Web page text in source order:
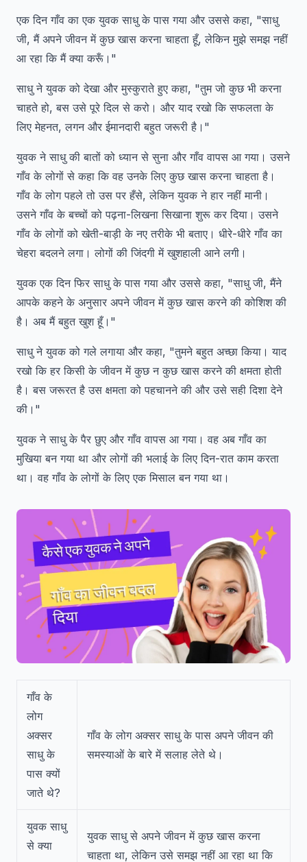
एक दिन गाँव का एक युवक साधु के पास गया और उससे कहा, "साधु
जी, मैं अपने जीवन में कुछ खास करना चाहता हूँ, लेकिन मुझे समझ नहीं
आ रहा कि मैं क्या करूँ।"
साधु ने युवक को देखा और मुस्कुराते हुए कहा, "तुम जो कुछ भी करना
चाहते हो, बस उसे पूरे दिल से करो। और याद रखो कि सफलता के
लिए मेहनत, लगन और ईमानदारी बहुत जरूरी है।"
युवक ने साधु की बातों को ध्यान से सुना और गाँव वापस आ गया। उसने
गाँव के लोगों से कहा कि वह उनके लिए कुछ खास करना चाहता है।
गाँव के लोग पहले तो उस पर हँसे, लेकिन युवक ने हार नहीं मानी।
उसने गाँव के बच्चों को पढ़ना-लिखना सिखाना शुरू कर दिया। उसने
गाँव के लोगों को खेती-बाड़ी के नए तरीके भी बताए। धीरे-धीरे गाँव का
चेहरा बदलने लगा। लोगों की जिंदगी में खुशहाली आने लगी।
युवक एक दिन फिर साधु के पास गया और उससे कहा, "साधु जी, मैंने
आपके कहने के अनुसार अपने जीवन में कुछ खास करने की कोशिश की
है। अब मैं बहुत खुश हूँ।"
साधु ने युवक को गले लगाया और कहा, "तुमने बहुत अच्छा किया। याद
रखो कि हर किसी के जीवन में कुछ न कुछ खास करने की क्षमता होती
है। बस जरूरत है उस क्षमता को पहचानने की और उसे सही दिशा देने
की।"
युवक ने साधु के पैर छुए और गाँव वापस आ गया। वह अब गाँव का
मुखिया बन गया था और लोगों की भलाई के लिए दिन-रात काम करता
था। वह गाँव के लोगों के लिए एक मिसाल बन गया था।
गाँव के
लोग
अक्सर
साधु के
पास क्यों
जाते थे?
गाँव के लोग अक्सर साधु के पास अपने जीवन की
समस्याओं के बारे में सलाह लेते थे।
युवक साधु
से क्या
युवक साधु से अपने जीवन में कुछ खास करना
चाहता था, लेकिन उसे समझ नहीं आ रहा था कि